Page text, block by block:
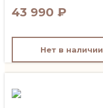
43 990 ₽
Нет в наличии